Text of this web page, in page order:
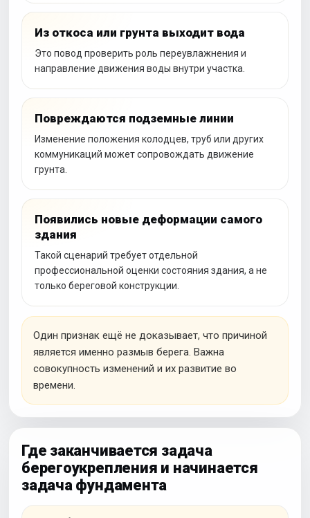
Из откоса или грунта выходит вода
Это повод проверить роль переувлажнения и
направление движения воды внутри участка.
Повреждаются подземные линии
Изменение положения колодцев, труб или других
коммуникаций может сопровождать движение
грунта.
Появились новые деформации самого
здания
Такой сценарий требует отдельной
профессиональной оценки состояния здания, а не
только береговой конструкции.
Один признак ещё не доказывает, что причиной
является именно размыв берега. Важна
совокупность изменений и их развитие во
времени.
Где заканчивается задача
берегоукрепления и начинается
задача фундамента